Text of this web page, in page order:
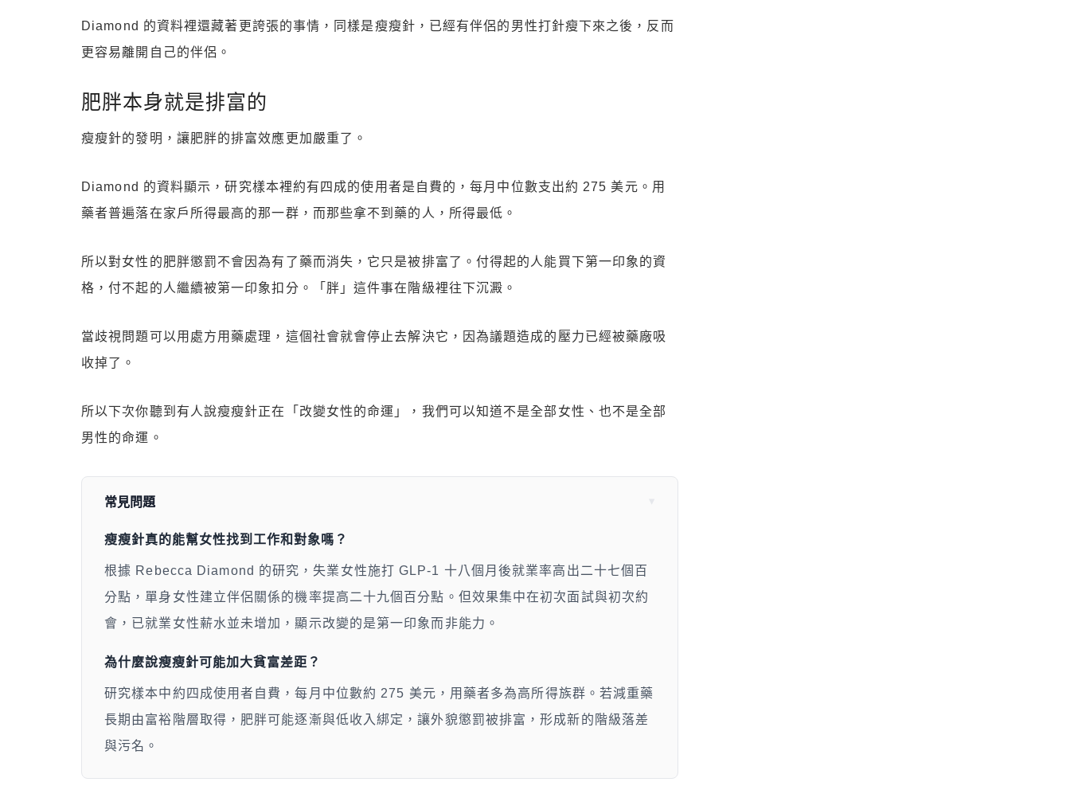
Diamond 的資料裡還藏著更誇張的事情，同樣是瘦瘦針，已經有伴侶的男性打針瘦下來之後，反而
更容易離開自己的伴侶。
肥胖本身就是排富的
瘦瘦針的發明，讓肥胖的排富效應更加嚴重了。
Diamond 的資料顯示，研究樣本裡約有四成的使用者是自費的，每月中位數支出約 275 美元。用
藥者普遍落在家戶所得最高的那一群，而那些拿不到藥的人，所得最低。
所以對女性的肥胖懲罰不會因為有了藥而消失，它只是被排富了。付得起的人能買下第一印象的資
格，付不起的人繼續被第一印象扣分。「胖」這件事在階級裡往下沉澱。
當歧視問題可以用處方用藥處理，這個社會就會停止去解決它，因為議題造成的壓力已經被藥廠吸
收掉了。
所以下次你聽到有人說瘦瘦針正在「改變女性的命運」，我們可以知道不是全部女性、也不是全部
男性的命運。
常見問題
瘦瘦針真的能幫女性找到工作和對象嗎？
根據 Rebecca Diamond 的研究，失業女性施打 GLP-1 十八個月後就業率高出二十七個百
分點，單身女性建立伴侶關係的機率提高二十九個百分點。但效果集中在初次面試與初次約
會，已就業女性薪水並未增加，顯示改變的是第一印象而非能力。
為什麼說瘦瘦針可能加大貧富差距？
研究樣本中約四成使用者自費，每月中位數約 275 美元，用藥者多為高所得族群。若減重藥
長期由富裕階層取得，肥胖可能逐漸與低收入綁定，讓外貌懲罰被排富，形成新的階級落差
與污名。